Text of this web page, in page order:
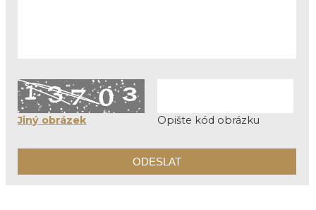
Jiný obrázek Opište kód obrázku